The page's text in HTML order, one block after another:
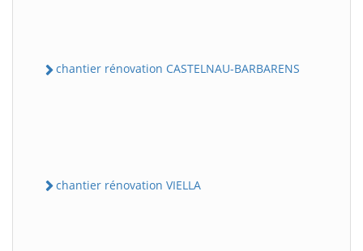
chantier rénovation CASTELNAU-BARBARENS
chantier rénovation VIELLA